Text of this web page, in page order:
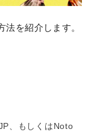
を紹介します。
、もしくはNoto